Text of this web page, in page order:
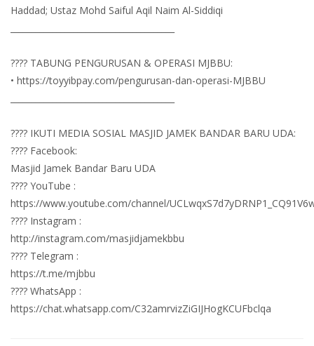
Haddad; Ustaz Mohd Saiful Aqil Naim Al-Siddiqi
???? TABUNG PENGURUSAN & OPERASI MJBBU:
• https://toyyibpay.com/pengurusan-dan-operasi-MJBBU
???? IKUTI MEDIA SOSIAL MASJID JAMEK BANDAR BARU UDA:
???? Facebook:
Masjid Jamek Bandar Baru UDA
???? YouTube :
https://www.youtube.com/channel/
???? Instagram :
http://instagram.com/masjidjamekbbu
???? Telegram :
https://t.me/mjbbu
???? WhatsApp :
https://chat.whatsapp.com/C32amrvizZiGIJHogKCUFbclqa